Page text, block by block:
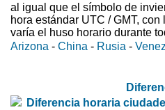
al igual que el símbolo de
hora estándar UTC / GMT,
varía el huso horario durante
Arizona - China - Rusia -